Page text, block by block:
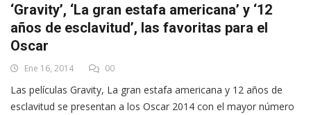
‘Gravity’, ‘La gran estafa americana’ y ‘12
años de esclavitud’, las favoritas para el
Oscar
Ene 16, 2014 00
Las películas Gravity, La gran estafa americana y 12 años de
esclavitud se presentan a los Oscar 2014 con el mayor número